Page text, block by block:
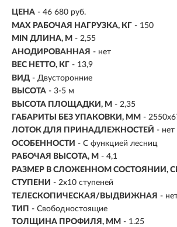
ЦЕНА - 46 680 руб.
MAX РАБОЧАЯ НАГРУЗКА, КГ - 150
MIN ДЛИНА, М - 2,55
АНОДИРОВАННАЯ - нет
ВЕС НЕТТО, КГ - 13,9
ВИД - Двусторонние
ВЫСОТА - 3-5 м
ВЫСОТА ПЛОЩАДКИ, М - 2,35
ГАБАРИТЫ БЕЗ УПАКОВКИ, ММ -
ЛОТОК ДЛЯ ПРИНАДЛЕЖНОСТЕЙ - нет
ОСОБЕННОСТИ - С функцией лесниц
РАБОЧАЯ ВЫСОТА, М - 4,1
РАЗМЕР В СЛОЖЕННОМ СОСТОЯНИИ,
СТУПЕНИ - 2х10 ступеней
ТЕЛЕСКОПИЧЕСКАЯ/ВЫДВИЖНАЯ -
ТИП - Свободностоящие
ТОЛЩИНА ПРОФИЛЯ, ММ - 1.25